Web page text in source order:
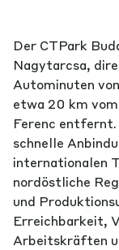
Der CTPark
Nagytarcsa,
Autominuten
etwa 20 km
Ferenc
schnelle
internationalen
nordöstliche
und
Erreichbarkeit,
Arbeitskräften